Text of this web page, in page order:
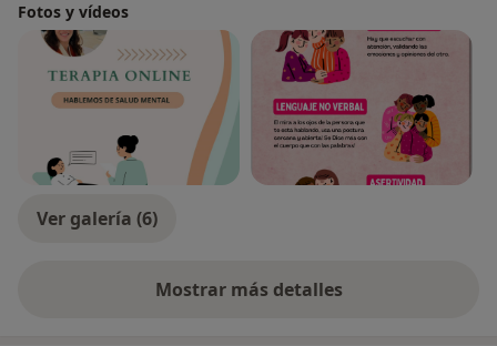
Fotos y vídeos
Ver galería (6)
Mostrar más detalles
sobre la experiencia